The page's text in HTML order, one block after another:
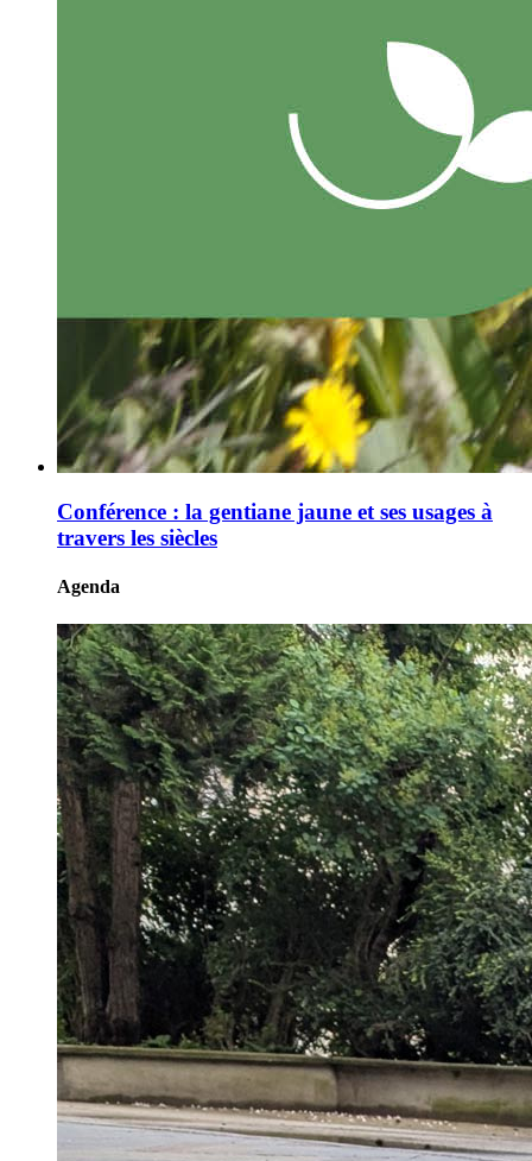
Conférence : la gentiane jaune et ses usages à
travers les siècles
Agenda